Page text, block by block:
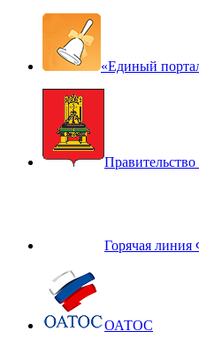
«Единый
Правительство
Горячая
ОАТОС